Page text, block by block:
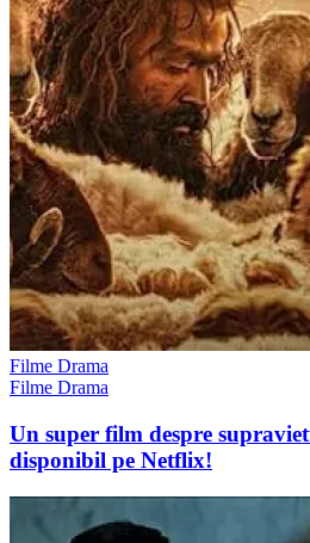
Filme Drama
Filme Drama
Un super film despre
disponibil pe Netflix!